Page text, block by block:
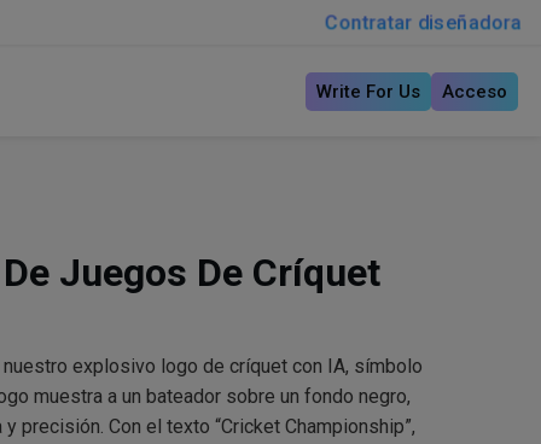
Contratar diseñadora
Write For Us Acceso
Juegos De Críquet
explosivo logo de críquet con IA, símbolo
muestra a un bateador sobre un fondo negro,
precisión. Con el texto “Cricket Championship”,